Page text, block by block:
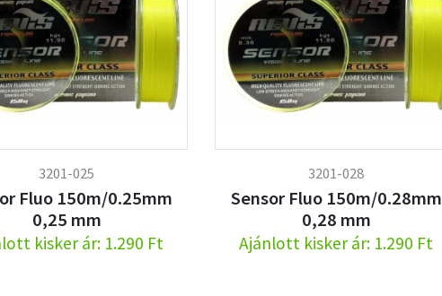
3201-025
Fluo 150m/0.25mm
0,25 mm
kisker ár: 1.290 Ft
3201-028
Sensor Fluo 150m/0.28mm
0,28 mm
Ajánlott kisker ár: 1.290 Ft